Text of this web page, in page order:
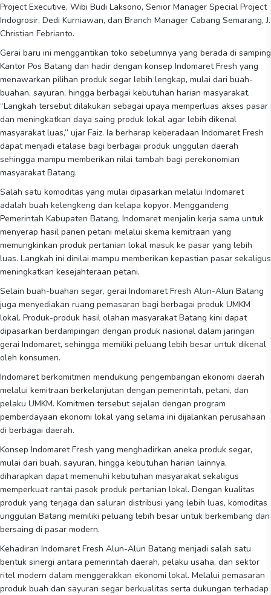
Project Executive, Wibi Budi Laksono, Senior Manager Special Project
Indogrosir, Dedi Kurniawan, dan Branch Manager Cabang Semarang, J.
Christian Febrianto.
Gerai baru ini menggantikan toko sebelumnya yang berada di samping
Kantor Pos Batang dan hadir dengan konsep Indomaret Fresh yang
menawarkan pilihan produk segar lebih lengkap, mulai dari buah-
buahan, sayuran, hingga berbagai kebutuhan harian masyarakat.
“Langkah tersebut dilakukan sebagai upaya memperluas akses pasar
dan meningkatkan daya saing produk lokal agar lebih dikenal
masyarakat luas,” ujar Faiz. Ia berharap keberadaan Indomaret Fresh
dapat menjadi etalase bagi berbagai produk unggulan daerah
sehingga mampu memberikan nilai tambah bagi perekonomian
masyarakat Batang.
Salah satu komoditas yang mulai dipasarkan melalui Indomaret
adalah buah kelengkeng dan kelapa kopyor. Menggandeng
Pemerintah Kabupaten Batang, Indomaret menjalin kerja sama untuk
menyerap hasil panen petani melalui skema kemitraan yang
memungkinkan produk pertanian lokal masuk ke pasar yang lebih
luas. Langkah ini dinilai mampu memberikan kepastian pasar sekaligus
meningkatkan kesejahteraan petani.
Selain buah-buahan segar, gerai Indomaret Fresh Alun-Alun Batang
juga menyediakan ruang pemasaran bagi berbagai produk UMKM
lokal. Produk-produk hasil olahan masyarakat Batang kini dapat
dipasarkan berdampingan dengan produk nasional dalam jaringan
gerai Indomaret, sehingga memiliki peluang lebih besar untuk dikenal
oleh konsumen.
Indomaret berkomitmen mendukung pengembangan ekonomi daerah
melalui kemitraan berkelanjutan dengan pemerintah, petani, dan
pelaku UMKM. Komitmen tersebut sejalan dengan program
pemberdayaan ekonomi lokal yang selama ini dijalankan perusahaan
di berbagai daerah.
Konsep Indomaret Fresh yang menghadirkan aneka produk segar,
mulai dari buah, sayuran, hingga kebutuhan harian lainnya,
diharapkan dapat memenuhi kebutuhan masyarakat sekaligus
memperkuat rantai pasok produk pertanian lokal. Dengan kualitas
produk yang terjaga dan saluran distribusi yang lebih luas, komoditas
unggulan Batang memiliki peluang lebih besar untuk berkembang dan
bersaing di pasar modern.
Kehadiran Indomaret Fresh Alun-Alun Batang menjadi salah satu
bentuk sinergi antara pemerintah daerah, pelaku usaha, dan sektor
ritel modern dalam menggerakkan ekonomi lokal. Melalui pemasaran
produk buah dan sayuran segar berkualitas serta dukungan terhadap